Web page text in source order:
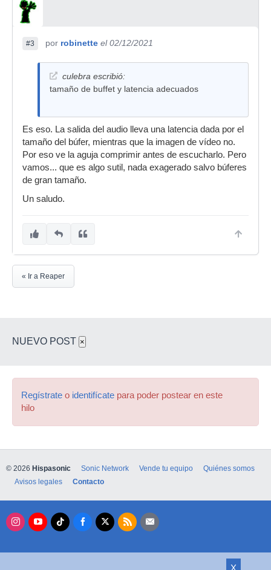
#3 por robinette el 02/12/2021
culebra escribió:
tamaño de buffet y latencia adecuados
Es eso. La salida del audio lleva una latencia dada por el
tamaño del búfer, mientras que la imagen de vídeo no.
Por eso ve la aguja comprimir antes de escucharlo. Pero
vamos... que es algo sutil, nada exagerado salvo búferes
de gran tamaño.
Un saludo.
« Ir a Reaper
NUEVO POST ×
Regístrate o identifícate para poder postear en este
hilo
X
© 2026 Hispasonic Sonic Network Vende tu equipo
Quiénes somos
Avisos legales
Contacto